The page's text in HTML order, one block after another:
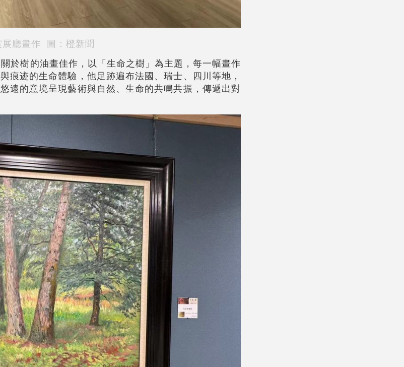
廳畫作 圖：橙新聞
於樹的油畫佳作，以「生命之樹」為主題，每一幅畫作
痕迹的生命體驗，他足跡遍布法國、瑞士、四川等地，
遠的意境呈現藝術與自然、生命的共鳴共振，傳遞出對